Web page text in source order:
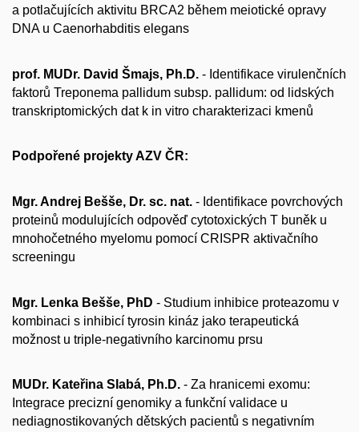
a potlačujících aktivitu BRCA2 během meiotické opravy
DNA u Caenorhabditis elegans
prof. MUDr. David Šmajs, Ph.D. - Identifikace virulenčních
faktorů Treponema pallidum subsp. pallidum: od lidských
transkriptomických dat k in vitro charakterizaci kmenů
Podpořené projekty AZV ČR:
Mgr. Andrej Bešše, Dr. sc. nat. - Identifikace povrchových
proteinů modulujících odpověď cytotoxických T buněk u
mnohočetného myelomu pomocí CRISPR aktivačního
screeningu
Mgr. Lenka Bešše, PhD - Studium inhibice proteazomu v
kombinaci s inhibicí tyrosin kináz jako terapeutická
možnost u triple-negativního karcinomu prsu
MUDr. Kateřina Slabá, Ph.D. - Za hranicemi exomu:
Integrace precizní genomiky a funkční validace u
nediagnostikovaných dětských pacientů s negativním